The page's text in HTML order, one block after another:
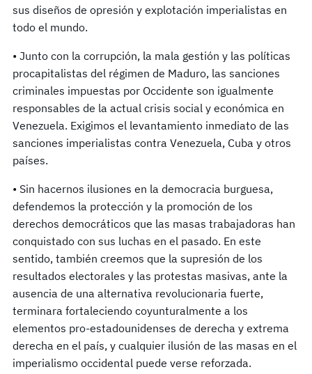
sus diseños de opresión y explotación imperialistas en
todo el mundo.
• Junto con la corrupción, la mala gestión y las políticas
procapitalistas del régimen de Maduro, las sanciones
criminales impuestas por Occidente son igualmente
responsables de la actual crisis social y económica en
Venezuela. Exigimos el levantamiento inmediato de las
sanciones imperialistas contra Venezuela, Cuba y otros
países.
• Sin hacernos ilusiones en la democracia burguesa,
defendemos la protección y la promoción de los
derechos democráticos que las masas trabajadoras han
conquistado con sus luchas en el pasado. En este
sentido, también creemos que la supresión de los
resultados electorales y las protestas masivas, ante la
ausencia de una alternativa revolucionaria fuerte,
terminara fortaleciendo coyunturalmente a los
elementos pro-estadounidenses de derecha y extrema
derecha en el país, y cualquier ilusión de las masas en el
imperialismo occidental puede verse reforzada.